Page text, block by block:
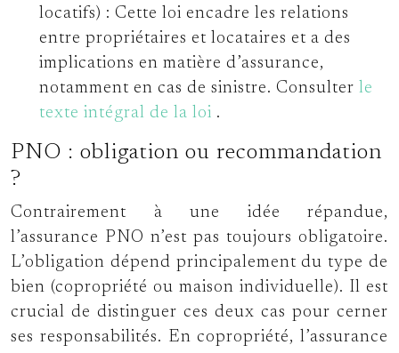
locatifs) : Cette loi encadre les relations
entre propriétaires et locataires et a des
implications en matière d’assurance,
notamment en cas de sinistre. Consulter le
texte intégral de la loi .
PNO : obligation ou recommandation
?
Contrairement à une idée répandue,
l’assurance PNO n’est pas toujours obligatoire.
L’obligation dépend principalement du type de
bien (copropriété ou maison individuelle). Il est
crucial de distinguer ces deux cas pour cerner
ses responsabilités. En copropriété, l’assurance